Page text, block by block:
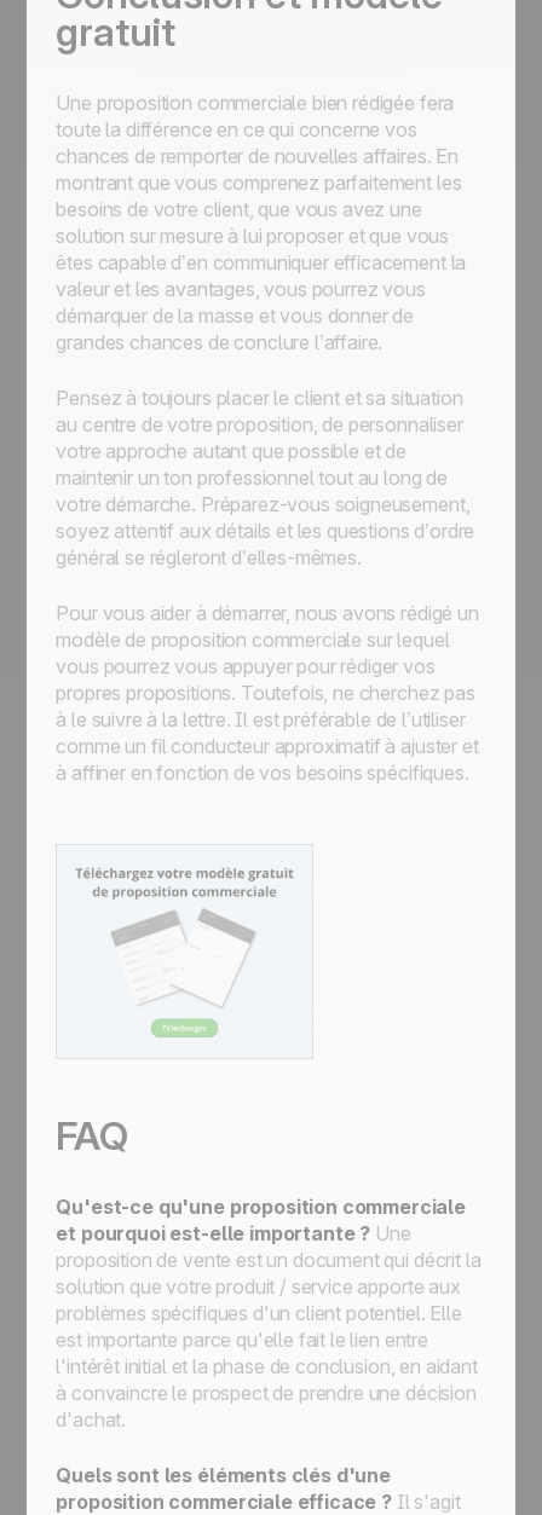
gratuit
Une proposition commerciale bien rédigée fera
toute la différence en ce qui concerne vos
chances de remporter de nouvelles affaires. En
montrant que vous comprenez parfaitement les
besoins de votre client, que vous avez une
solution sur mesure à lui proposer et que vous
êtes capable d’en communiquer efficacement la
valeur et les avantages, vous pourrez vous
démarquer de la masse et vous donner de
grandes chances de conclure l’affaire.
Pensez à toujours placer le client et sa situation
au centre de votre proposition, de personnaliser
votre approche autant que possible et de
maintenir un ton professionnel tout au long de
votre démarche. Préparez-vous soigneusement,
soyez attentif aux détails et les questions d’ordre
général se régleront d’elles-mêmes.
Pour vous aider à démarrer, nous avons rédigé un
modèle de proposition commerciale sur lequel
vous pourrez vous appuyer pour rédiger vos
propres propositions. Toutefois, ne cherchez pas
à le suivre à la lettre. Il est préférable de l’utiliser
comme un fil conducteur approximatif à ajuster et
à affiner en fonction de vos besoins spécifiques.
FAQ
Qu'est-ce qu'une proposition commerciale
et pourquoi est-elle importante ? Une
proposition de vente est un document qui décrit la
solution que votre produit / service apporte aux
problèmes spécifiques d'un client potentiel. Elle
est importante parce qu'elle fait le lien entre
l'intérêt initial et la phase de conclusion, en aidant
à convaincre le prospect de prendre une décision
d'achat.
Quels sont les éléments clés d'une
proposition commerciale efficace ?Il s'agit